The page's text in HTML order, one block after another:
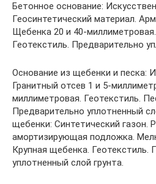
Бетонное основание:
Геосинтетический материал.
Щебенка 20 и 40-
Геотекстиль. Предварительно
Основание из щебенки и песка:
Гранитный отсев 1 и 5-
миллиметровая. Геотекстиль.
Предварительно уплотненный
щебенки: Синтетический газон.
амортизирующая подложка.
Крупная щебенка. Геотекстиль.
уплотненный слой грунта.